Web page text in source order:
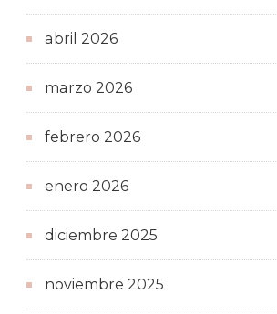
abril 2026
marzo 2026
febrero 2026
enero 2026
diciembre 2025
noviembre 2025